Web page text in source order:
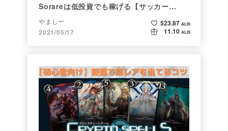
Sorareは低投資でも稼げる【サッカー
×NFT×BCG】
やましー
2021/05/17
523.87 ALIS
11.10 ALIS